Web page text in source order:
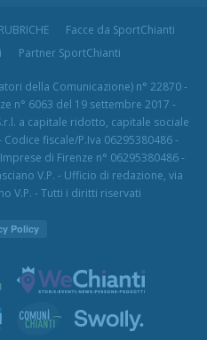
Facce da SportChianti
Partner SportChianti
della Comunicazione) n° 22870 -
n° 6063 del 19 settembre 2017 -
a capitale ridotto, capitale sociale
fiscale/P.Iva 06295380486 -
di Firenze n° 06295380486 -
V.P. - Ufficio di redazione, via
V.P. - Tutti i diritti riservati